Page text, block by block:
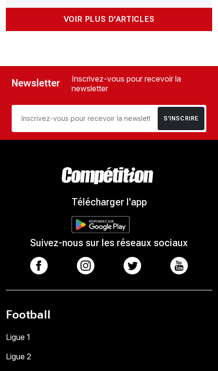
VOIR PLUS D'ARTICLES
Newsletter
Inscrivez-vous pour recevoir la
newsletter
S’INSCRIRE
Télécharger l'app
Suivez-nous sur les réseaux sociaux
Football
Ligue 1
Ligue 2